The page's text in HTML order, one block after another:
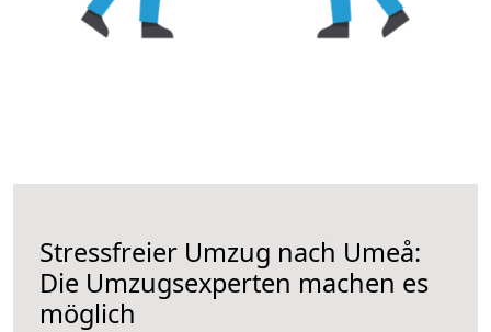
Stressfreier Umzug nach Umeå:
Die Umzugsexperten machen es
möglich